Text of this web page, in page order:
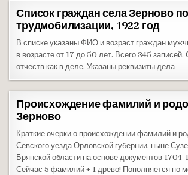
Список граждан села Зерново
трудмобилизации, 1922 год
В списке указаны ФИО и возраст граждан
в возрасте от 17 до 50 лет. Всего 345
отчеств как в деле. Указаны реквизиты дела
Происхождение фамилий и
Зерново
Краткие очерки о происхождении фамилий и
Севского уезда Орловской губернии, ныне
Брянской области на основе документов 1704-
Сейчас 5 фамилий + 1 древо! Пополняется по